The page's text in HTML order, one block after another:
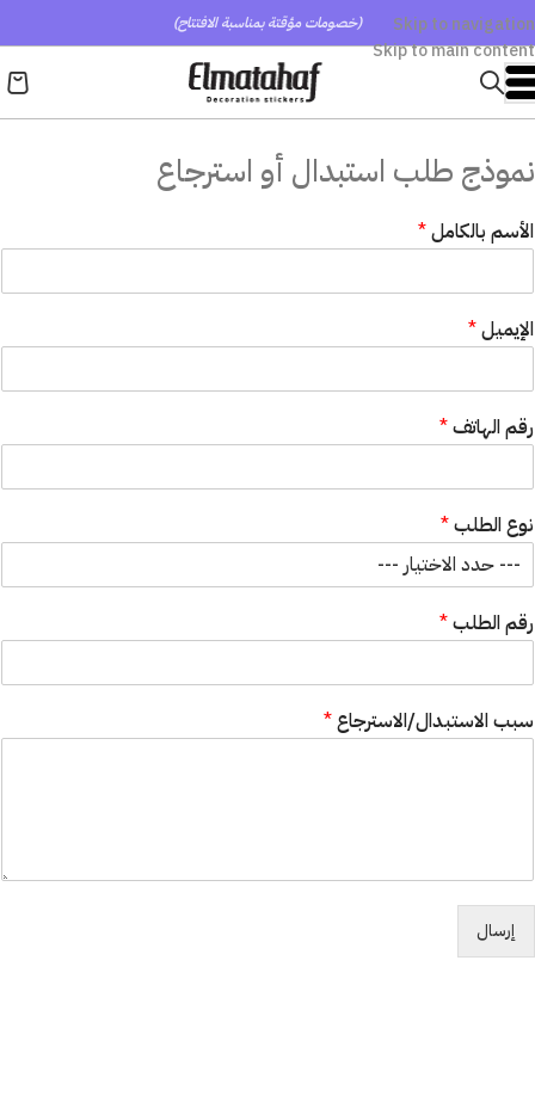
Skip to navigation
Skip to main content
(خصومات مؤقتة بمناسبة الافتتاح)
نموذج طلب استبدال أو استرجاع
الأسم بالكامل*
الإيميل*
*
ا
ط
ل
ب
رقم الهاتف*
نوع الطلب*
رقم الطلب*
سبب الاستبدال/الاسترجاع*
إرسال